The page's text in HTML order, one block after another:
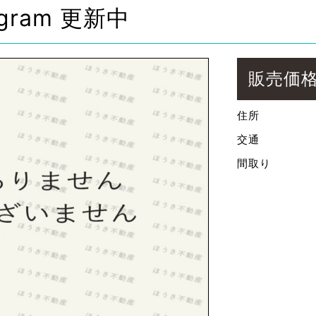
更新中
販売価
住所
交通
間取り